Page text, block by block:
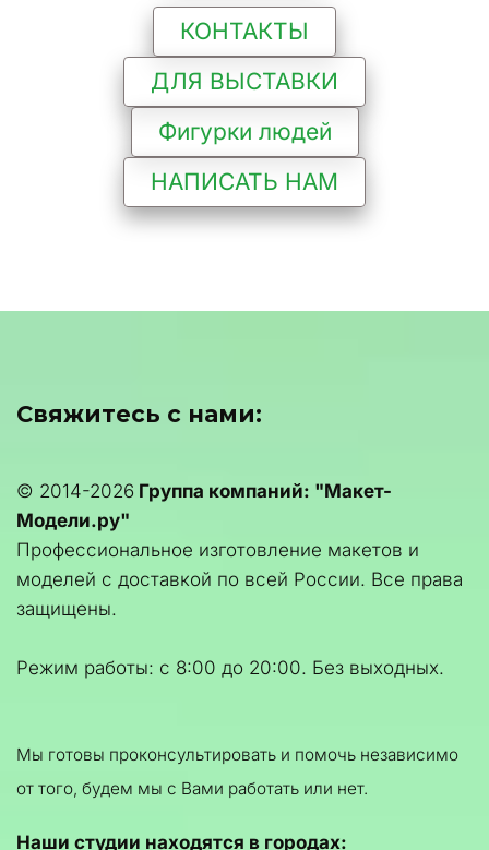
КОНТАКТЫ
ДЛЯ ВЫСТАВКИ
Фигурки людей
НАПИСАТЬ НАМ
Свяжитесь с нами:
© 2014-2026 Группа компаний: "Макет-
Модели.ру"
Профессиональное изготовление макетов и
моделей с доставкой по всей России. Все права
защищены.
Режим работы: с 8:00 до 20:00. Без выходных.
Мы готовы проконсультировать и помочь независимо
от того, будем мы с Вами работать или нет.
Наши студии находятся в городах: